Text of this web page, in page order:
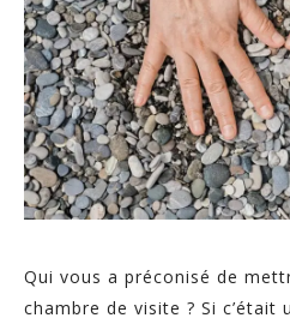
Qui vous a préconisé de
chambre de visite ? Si c’était